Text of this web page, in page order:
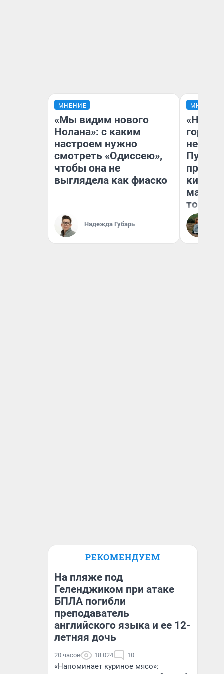
МНЕНИЕ
«Мы видим нового
Нолана»: с каким
настроем нужно
смотреть «Одиссею»,
чтобы она не
выглядела как фиаско
Надежда Губарь
МНЕНИЕ
«Нет
того
РЕКОМЕНДУЕМ
На пляже под
Геленджиком при атаке
БПЛА погибли
преподаватель
английского языка и ее 12-
летняя дочь
20 часов 18 024 10
«Напоминает куриное мясо»: